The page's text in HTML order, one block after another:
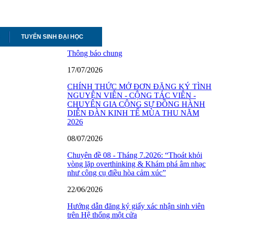
TUYỂN SINH ĐẠI HỌC
Thông báo chung
17/07/2026
CHÍNH THỨC MỞ ĐƠN ĐĂNG KÝ TÌNH
NGUYỆN VIÊN - CỘNG TÁC VIÊN -
CHUYÊN GIA CỘNG SỰ ĐỒNG HÀNH
DIỄN ĐÀN KINH TẾ MÙA THU NĂM
2026
08/07/2026
Chuyên đề 08 - Tháng 7.2026: “Thoát khỏi
vòng lặp overthinking & Khám phá âm nhạc
như công cụ điều hòa cảm xúc”
22/06/2026
Hướng dẫn đăng ký giấy xác nhận sinh viên
trên Hệ thống một cửa